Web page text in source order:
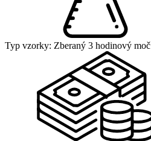
Typ vzorky: Zberaný 3 hodinový moč